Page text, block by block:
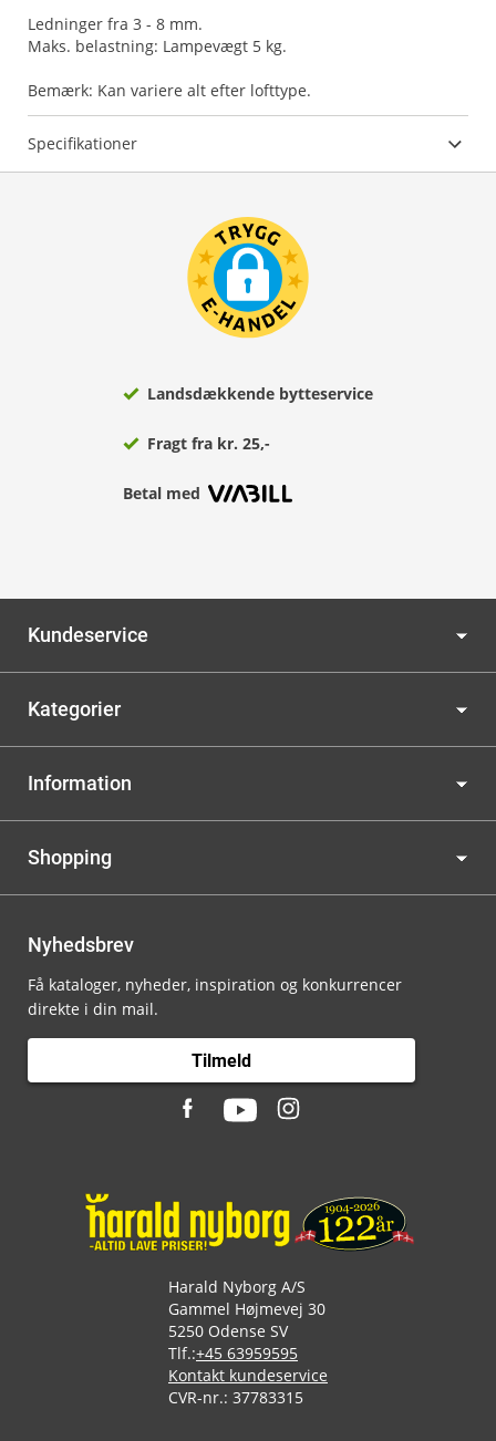
Ledninger fra 3 - 8 mm.
Maks. belastning: Lampevægt 5 kg.
Bemærk: Kan variere alt efter lofttype.
Specifikationer
Landsdækkende bytteservice
Fragt fra kr. 25,-
Betal med
Kundeservice
Kategorier
Information
Shopping
Nyhedsbrev
Få kataloger, nyheder, inspiration og konkurrencer
direkte i din mail.
Tilmeld
Harald Nyborg A/S
Gammel Højmevej 30
5250 Odense SV
Tlf.:+45 63959595
Kontakt kundeservice
CVR-nr.: 37783315